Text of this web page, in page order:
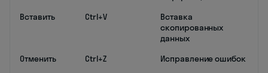
Вставить
Ctrl+V
Вставка
скопированных
данных
Отменить
Ctrl+Z
Исправление ошибок